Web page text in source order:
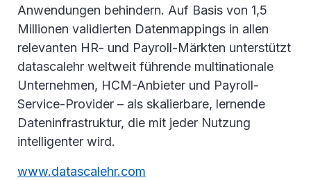
Anwendungen behindern. Auf Basis von 1,5
Millionen validierten Datenmappings in allen
relevanten HR- und Payroll-Märkten unterstützt
datascalehr weltweit führende multinationale
Unternehmen, HCM-Anbieter und Payroll-
Service-Provider – als skalierbare, lernende
Dateninfrastruktur, die mit jeder Nutzung
intelligenter wird.
www.datascalehr.com